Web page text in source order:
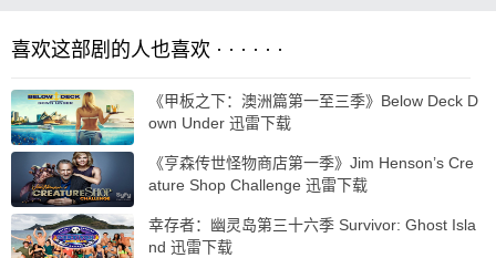
喜欢这部剧的人也喜欢 · · · · · ·
《甲板之下：澳洲篇第一至三季》Below Deck D
own Under 迅雷下载
《亨森传世怪物商店第一季》Jim Henson’s Cre
ature Shop Challenge 迅雷下载
幸存者：幽灵岛第三十六季 Survivor: Ghost Isla
nd 迅雷下载